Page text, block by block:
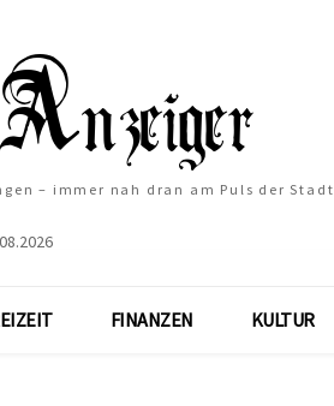
– immer nah dran am Puls der Stadt
FINANZEN KULTUR